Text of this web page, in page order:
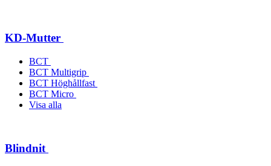
KD-Mutter
BCT
BCT Multigrip
BCT Höghållfast
BCT Micro
Visa alla
Blindnit